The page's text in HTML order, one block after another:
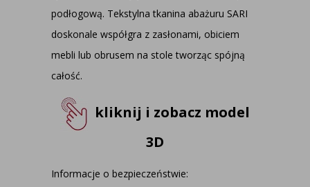
podłogową. Tekstylna tkanina abażuru SARI
doskonale współgra z zasłonami, obiciem
mebli lub obrusem na stole tworząc spójną
całość.
kliknij i zobacz model
3D
Informacje o bezpieczeństwie: